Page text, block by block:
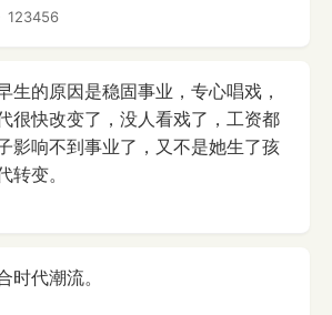
123456
生的原因是稳固事业，专心唱戏，
很快改变了，没人看戏了，工资都
影响不到事业了，又不是她生了孩
转变。
时代潮流。